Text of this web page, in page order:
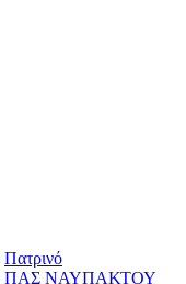
Πατρινό
ΠΑΣ ΝΑΥΠΑΚΤΟΥ